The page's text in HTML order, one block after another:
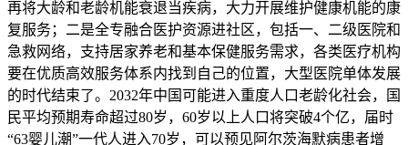
再将大龄和老龄机能衰退当疾病，大力开展维护健康机能的康
复服务；二是全专融合医护资源进社区，包括一、二级医院和
急救网络，支持居家养老和基本保健服务需求，各类医疗机构
要在优质高效服务体系内找到自己的位置，大型医院单体发展
的时代结束了。2032年中国可能进入重度人口老龄化社会，国
民平均预期寿命超过80岁，60岁以上人口将突破4个亿，届时
“63婴儿潮”一代人进入70岁，可以预见阿尔茨海默病患者增